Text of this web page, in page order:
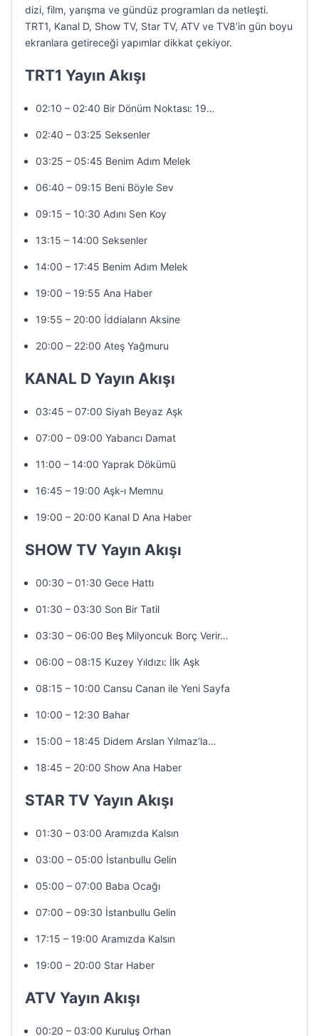
dizi, film, yarışma ve gündüz programları da netleşti.
TRT1, Kanal D, Show TV, Star TV, ATV ve TV8’in gün boyu
ekranlara getireceği yapımlar dikkat çekiyor.
TRT1 Yayın Akışı
02:10 – 02:40 Bir Dönüm Noktası: 19…
02:40 – 03:25 Seksenler
03:25 – 05:45 Benim Adım Melek
06:40 – 09:15 Beni Böyle Sev
09:15 – 10:30 Adını Sen Koy
13:15 – 14:00 Seksenler
14:00 – 17:45 Benim Adım Melek
19:00 – 19:55 Ana Haber
19:55 – 20:00 İddiaların Aksine
20:00 – 22:00 Ateş Yağmuru
KANAL D Yayın Akışı
03:45 – 07:00 Siyah Beyaz Aşk
07:00 – 09:00 Yabancı Damat
11:00 – 14:00 Yaprak Dökümü
16:45 – 19:00 Aşk-ı Memnu
19:00 – 20:00 Kanal D Ana Haber
SHOW TV Yayın Akışı
00:30 – 01:30 Gece Hattı
01:30 – 03:30 Son Bir Tatil
03:30 – 06:00 Beş Milyoncuk Borç Verir…
06:00 – 08:15 Kuzey Yıldızı: İlk Aşk
08:15 – 10:00 Cansu Canan ile Yeni Sayfa
10:00 – 12:30 Bahar
15:00 – 18:45 Didem Arslan Yılmaz’la…
18:45 – 20:00 Show Ana Haber
STAR TV Yayın Akışı
01:30 – 03:00 Aramızda Kalsın
03:00 – 05:00 İstanbullu Gelin
05:00 – 07:00 Baba Ocağı
07:00 – 09:30 İstanbullu Gelin
17:15 – 19:00 Aramızda Kalsın
19:00 – 20:00 Star Haber
ATV Yayın Akışı
00:20 – 03:00 Kuruluş Orhan